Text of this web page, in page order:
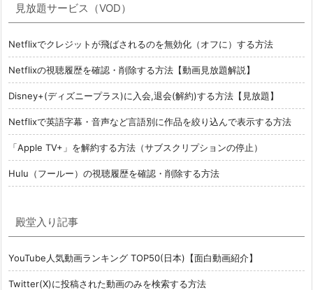
見放題サービス（VOD）
Netflixでクレジットが飛ばされるのを無効化（オフに）する方法
Netflixの視聴履歴を確認・削除する方法【動画見放題解説】
Disney+(ディズニープラス)に入会,退会(解約)する方法【見放題】
Netflixで英語字幕・音声など言語別に作品を絞り込んで表示する方法
「Apple TV+」を解約する方法（サブスクリプションの停止）
Hulu（フールー）の視聴履歴を確認・削除する方法
殿堂入り記事
YouTube人気動画ランキング TOP50(日本)【面白動画紹介】
Twitter(X)に投稿された動画のみを検索する方法